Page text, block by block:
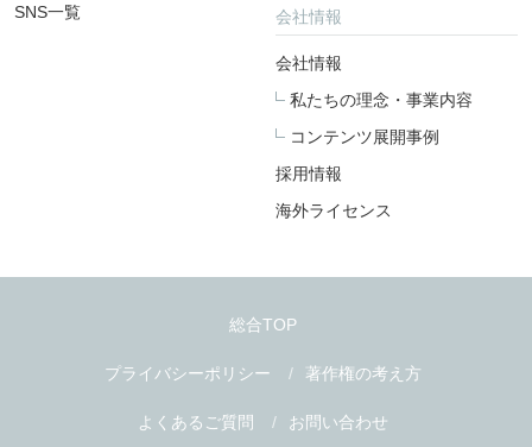
SNS一覧 会社情報
会社情報
私たちの理念・事業内容
コンテンツ展開事例
採用情報
海外ライセンス
総合TOP
プライバシーポリシー 著作権の考え方
よくあるご質問 お問い合わせ